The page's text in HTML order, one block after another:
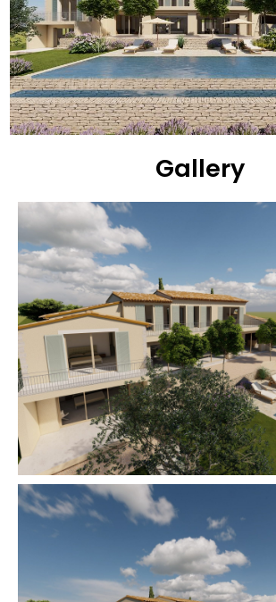
Gallery